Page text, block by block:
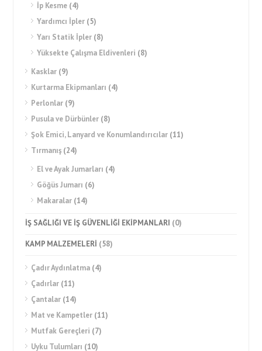
İp Kesme (4)
Yardımcı İpler (5)
Yarı Statik İpler (8)
Yüksekte Çalışma Eldivenleri (8)
Kasklar (9)
Kurtarma Ekipmanları (4)
Perlonlar (9)
Pusula ve Dürbünler (8)
Şok Emici, Lanyard ve Konumlandırıcılar (11)
Tırmanış (24)
El ve Ayak Jumarları (4)
Göğüs Jumarı (6)
Makaralar (14)
İŞ SAĞLIĞI VE İŞ GÜVENLİĞİ EKİPMANLARI (0)
KAMP MALZEMELERİ (58)
Çadır Aydınlatma (4)
Çadırlar (11)
Çantalar (14)
Mat ve Kampetler (11)
Mutfak Gereçleri (7)
Uyku Tulumları (10)